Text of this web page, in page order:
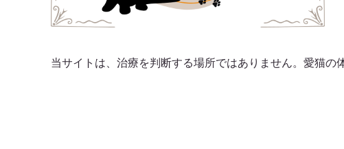
当サイトは、治療を判断する場所ではありません。愛猫の